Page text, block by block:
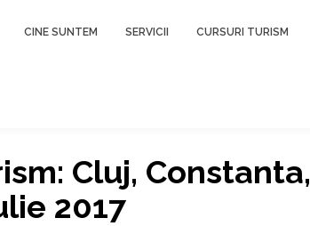
CINE SUNTEM SERVICII CURSURI TURISM
Cluj, Constanta,
2017